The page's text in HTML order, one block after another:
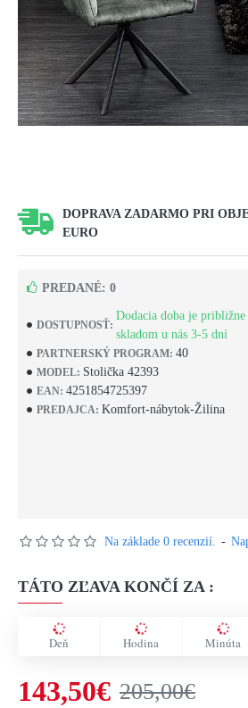
DOPRAVA ZADARMO PRI
EURO
DOSTUPNOSŤ:
Dodacia doba je
skladom u nás 3-5 dní
PARTNERSKÝ PROGRAM: 40
MODEL: Stolička 42393
EAN: 4251854725397
PREDAJCA: Komfort-nábytok-Žilina
PREDANÉ: 0
Na základe 0 recenzií. -
TÁTO ZĽAVA KONČÍ ZA :
Deň Hodina Minúta
143,50€ 205,00€